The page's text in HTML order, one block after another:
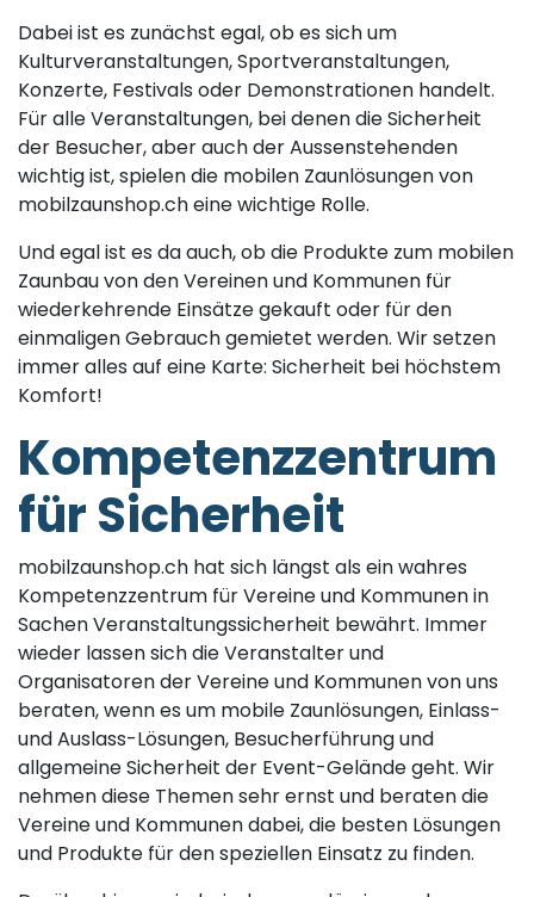
Dabei ist es zunächst egal, ob es sich um
Kulturveranstaltungen, Sportveranstaltungen,
Konzerte, Festivals oder Demonstrationen handelt.
Für alle Veranstaltungen, bei denen die Sicherheit
der Besucher, aber auch der Aussenstehenden
wichtig ist, spielen die mobilen Zaunlösungen von
mobilzaunshop.ch eine wichtige Rolle.
Und egal ist es da auch, ob die Produkte zum mobilen
Zaunbau von den Vereinen und Kommunen für
wiederkehrende Einsätze gekauft oder für den
einmaligen Gebrauch gemietet werden. Wir setzen
immer alles auf eine Karte: Sicherheit bei höchstem
Komfort!
Kompetenzzentrum
für Sicherheit
mobilzaunshop.ch hat sich längst als ein wahres
Kompetenzzentrum für Vereine und Kommunen in
Sachen Veranstaltungssicherheit bewährt. Immer
wieder lassen sich die Veranstalter und
Organisatoren der Vereine und Kommunen von uns
beraten, wenn es um mobile Zaunlösungen, Einlass-
und Auslass-Lösungen, Besucherführung und
allgemeine Sicherheit der Event-Gelände geht. Wir
nehmen diese Themen sehr ernst und beraten die
Vereine und Kommunen dabei, die besten Lösungen
und Produkte für den speziellen Einsatz zu finden.